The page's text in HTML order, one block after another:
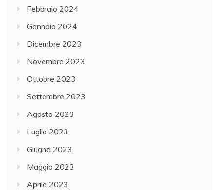
Febbraio 2024
Gennaio 2024
Dicembre 2023
Novembre 2023
Ottobre 2023
Settembre 2023
Agosto 2023
Luglio 2023
Giugno 2023
Maggio 2023
Aprile 2023